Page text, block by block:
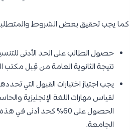
كما يجب تحقيق بعض الشروط
حصول الطالب على الحد الأدنى
نتيجة الثانوية العامة من قِبل مكتب
يجب اجتياز اختبارات القبول التي
لقياس مهارات اللغة الإنجليزية
الحصول على 60% كحد أدنى
الجامعة.